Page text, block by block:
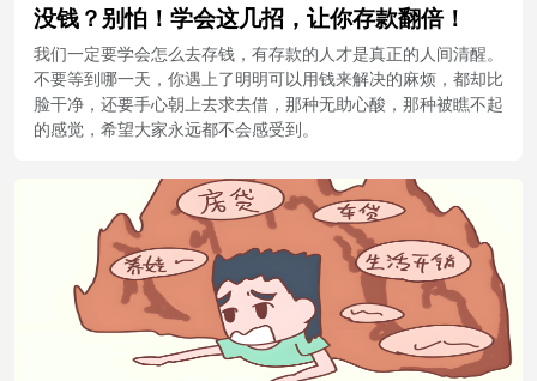
没钱？别怕！学会这几招，让你存款翻倍！
我们一定要学会怎么去存钱，有存款的人才是真正的人间清醒。
不要等到哪一天，你遇上了明明可以用钱来解决的麻烦，都却比
脸干净，还要手心朝上去求去借，那种无助心酸，那种被瞧不起
的感觉，希望大家永远都不会感受到。